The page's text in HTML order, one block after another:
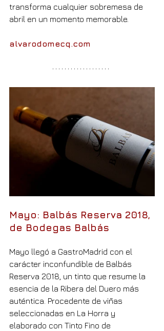
transforma cualquier sobremesa de
abril en un momento memorable.
alvarodomecq.com
Mayo: Balbás Reserva 2018,
de Bodegas Balbás
Mayo llegó a GastroMadrid con el
carácter inconfundible de Balbás
Reserva 2018, un tinto que resume la
esencia de la Ribera del Duero más
auténtica. Procedente de viñas
seleccionadas en La Horra y
elaborado con Tinto Fino de